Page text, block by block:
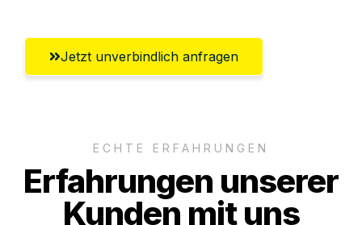
Jetzt unverbindlich anfragen
ECHTE ERFAHRUNGEN
Erfahrungen unserer
Kunden mit uns